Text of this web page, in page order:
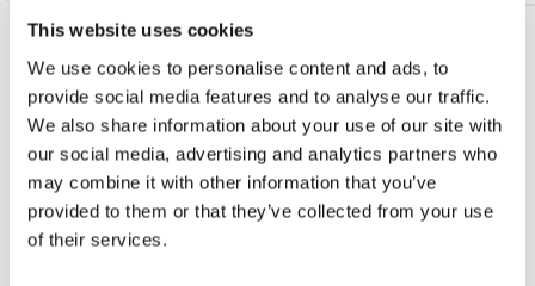
This website uses cookies
We use cookies to personalise content and ads, to
provide social media features and to analyse our traffic.
We also share information about your use of our site with
our social media, advertising and analytics partners who
may combine it with other information that you’ve
provided to them or that they’ve collected from your use
of their services.
NEWSLETTER PEPE JEANS
10%!
E-mail*